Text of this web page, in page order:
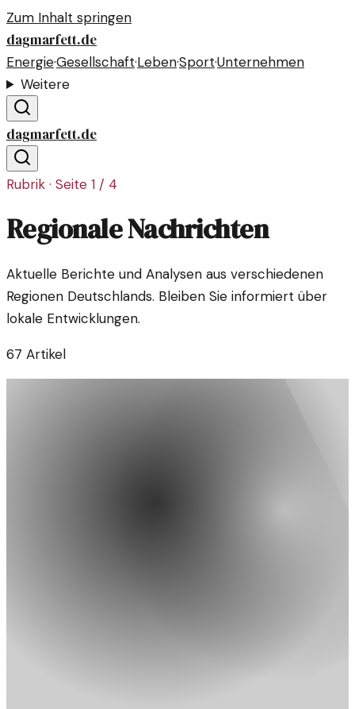
Zum Inhalt springen
dagmarfett.de
Energie·Gesellschaft·Leben·Sport·Unternehmen
Weitere
dagmarfett.de
Rubrik · Seite 1 / 4
Regionale Nachrichten
Aktuelle Berichte und Analysen aus verschiedenen
Regionen Deutschlands. Bleiben Sie informiert über
lokale Entwicklungen.
67 Artikel